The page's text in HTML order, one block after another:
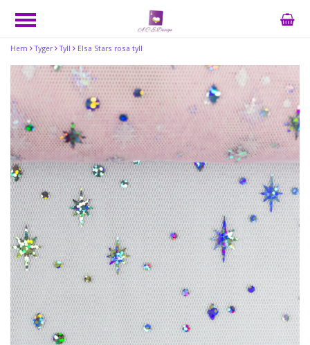
Hem Tyger Tyll Elsa Stars rosa tyll